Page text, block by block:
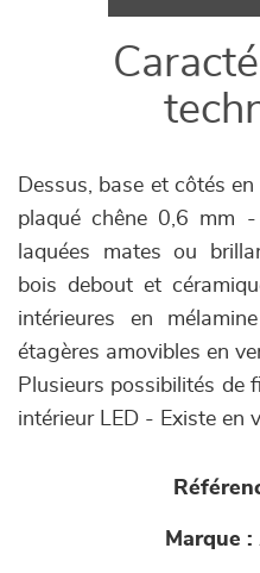
Dessus, base et côtés
plaqué chêne 0,6 mm
laquées mates ou
bois debout et
intérieures en
étagères amovibles en
Plusieurs possibilités de
intérieur LED - Existe en
Marque :